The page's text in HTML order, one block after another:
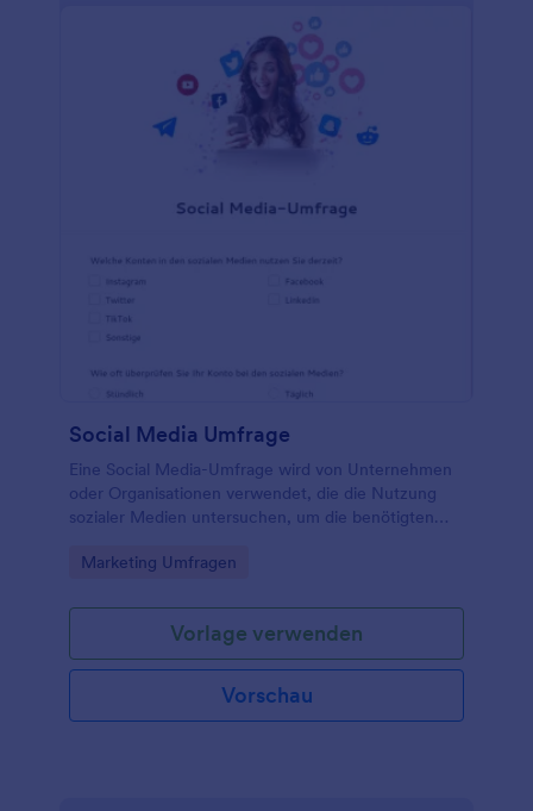
Social Media Umfrage
Eine Social Media-Umfrage wird von Unternehmen
oder Organisationen verwendet, die die Nutzung
sozialer Medien untersuchen, um die benötigten
Umfrage für soziale Medien von Jotform können Sie
Menschen mit ihren sozialen Medien interagieren,
indem Sie Umfrageantworten von jedem beliebigen
Gerät aus erfassen! Passen Sie das Vorlagendesign
einfach mit unserem Drag & Drop-Generator an -
dann teilen Sie Ihr benutzerdefiniertes Formular mit
Go to Category:
Marketing Umfragen
Vorlage verwenden
Vorschau